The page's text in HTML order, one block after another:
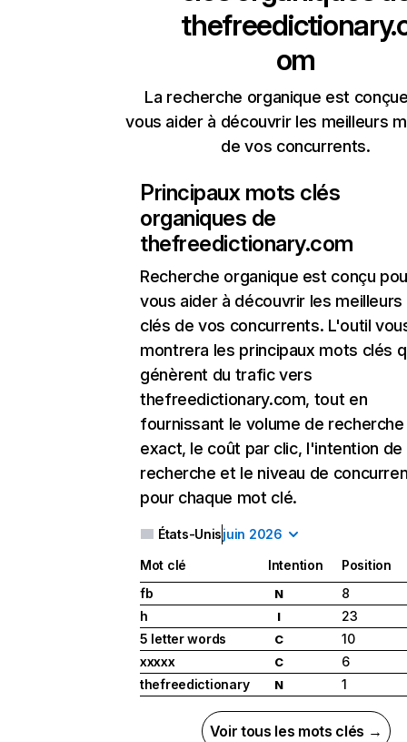
om
La recherche organique est
vous aider à découvrir les meilleurs
de vos concurrents.
Principaux mots clés
organiques de
thefreedictionary.com
Recherche organique est conçu
vous aider à découvrir les
clés de vos concurrents. L'outil
montrera les principaux mots clés
génèrent du trafic vers
thefreedictionary.com, tout en
fournissant le volume de recherche
exact, le coût par clic, l'intention de
recherche et le niveau de
pour chaque mot clé.
États-Unisjuin 2026
Mot clé Intention
Position
fb
N
8
h
I
23
5 letter words
C
10
xxxxx
C
6
thefreedictionary
N 1
Voir tous les mots clés →